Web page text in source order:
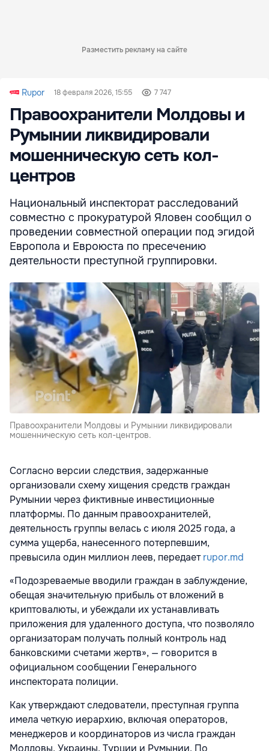
Разместить рекламу на сайте
Rupor 18 февраля 2026, 15:55 7 747
Правоохранители Молдовы и
Румынии ликвидировали
мошенническую сеть кол-
центров
Национальный инспекторат расследований
совместно с прокуратурой Яловен сообщил о
проведении совместной операции под эгидой
Европола и Евроюста по пресечению
деятельности преступной группировки.
Правоохранители Молдовы и Румынии ликвидировали
мошенническую сеть кол-центров.
Согласно версии следствия, задержанные
организовали схему хищения средств граждан
Румынии через фиктивные инвестиционные
платформы. По данным правоохранителей,
деятельность группы велась с июля 2025 года, а
сумма ущерба, нанесенного потерпевшим,
превысила один миллион леев, передаетrupor.md
«Подозреваемые вводили граждан в заблуждение,
обещая значительную прибыль от вложений в
криптовалюты, и убеждали их устанавливать
приложения для удаленного доступа, что позволяло
организаторам получать полный контроль над
банковскими счетами жертв», — говорится в
официальном сообщении Генерального
инспектората полиции.
Как утверждают следователи, преступная группа
имела четкую иерархию, включая операторов,
менеджеров и координаторов из числа граждан